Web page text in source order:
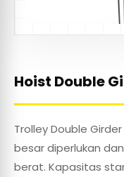
Hoist Double
Trolley Double
besar diperlukan
berat. Kapasitas